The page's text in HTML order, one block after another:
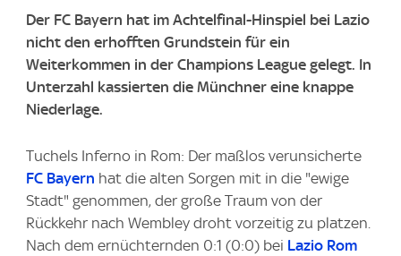
Der FC Bayern hat im Achtelfinal-Hinspiel bei Lazio
nicht den erhofften Grundstein für ein
Weiterkommen in der Champions League gelegt. In
Unterzahl kassierten die Münchner eine knappe
Niederlage.
Tuchels Inferno in Rom: Der maßlos verunsicherte
FC Bayern hat die alten Sorgen mit in die "ewige
Stadt" genommen, der große Traum von der
Rückkehr nach Wembley droht vorzeitig zu platzen.
Nach dem ernüchternden 0:1 (0:0) bei Lazio Rom